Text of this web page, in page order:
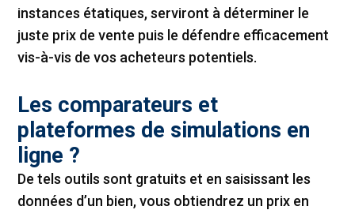
instances étatiques, serviront à déterminer le
juste prix de vente puis le défendre efficacement
vis-à-vis de vos acheteurs potentiels.
Les comparateurs et
plateformes de simulations en
ligne ?
De tels outils sont gratuits et en saisissant les
données d’un bien, vous obtiendrez un prix en